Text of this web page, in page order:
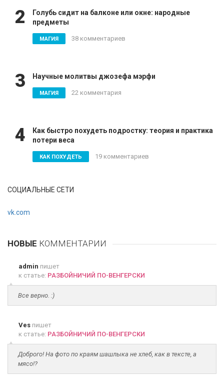
2
Голубь сидит на балконе или окне: народные
предметы
МАГИЯ 38 комментариев
3 Научные молитвы джозефа мэрфи
МАГИЯ 22 комментария
4
Как быстро похудеть подростку: теория и практика
потери веса
КАК ПОХУДЕТЬ 19 комментариев
СОЦИАЛЬНЫЕ СЕТИ
vk.com
НОВЫЕ КОММЕНТАРИИ
admin пишет
к статье: РАЗБОЙНИЧИЙ ПО-ВЕНГЕРСКИ
Все верно. :)
Ves пишет
к статье: РАЗБОЙНИЧИЙ ПО-ВЕНГЕРСКИ
Доброго! На фото по краям шашлыка не хлеб, как в тексте, а
мясо!?